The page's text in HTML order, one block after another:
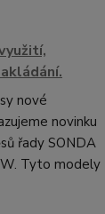
nové
novinku
řady SONDA
Tyto modely